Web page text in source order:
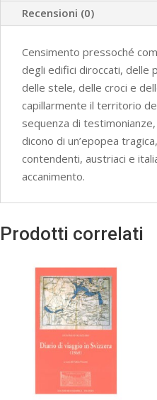
Recensioni (0)
Censimento pressoché
degli edifici diroccati, delle
delle stele, delle croci e
capillarmente il territorio
sequenza di
dicono di un’epopea
contendenti, austriaci e
accanimento.
Prodotti correlati